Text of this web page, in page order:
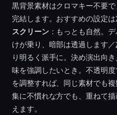
黒背景素材はクロマキー不要
完結します。おすすめの設定は
スクリーン：もっとも自然。
けが乗り、暗部は透過します／
り明るく派手に。決め演出向き
味を強調したいとき。不透明
を調整すれば、同じ素材でも
集に不慣れな方でも、重ねて
えます。